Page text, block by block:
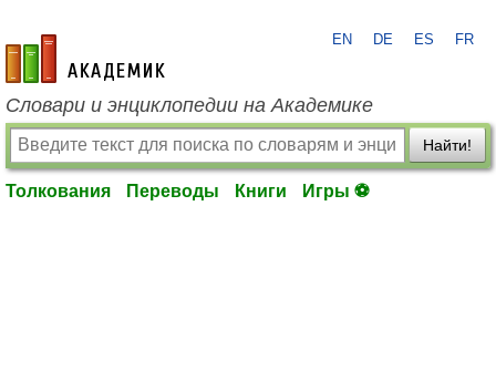
academic.ru
EN DE ES FR
Словари и энциклопедии на Академике
Найти!
Толкования Переводы Книги Игры ⚽